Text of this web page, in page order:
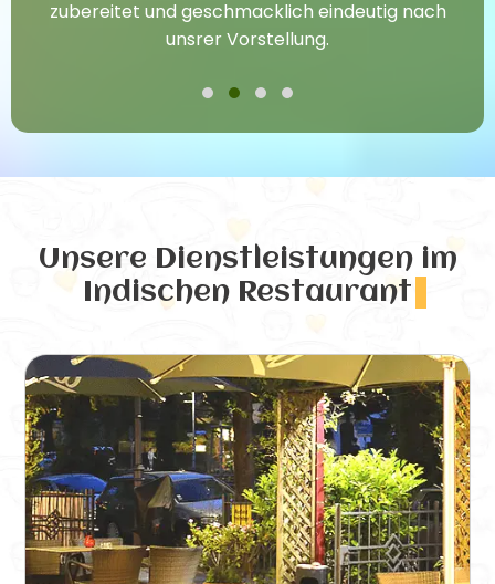
zubereitet und geschmacklich eindeutig nach
unsrer Vorstellung.
Unsere Dienstleistungen im
Indischen Restaurant